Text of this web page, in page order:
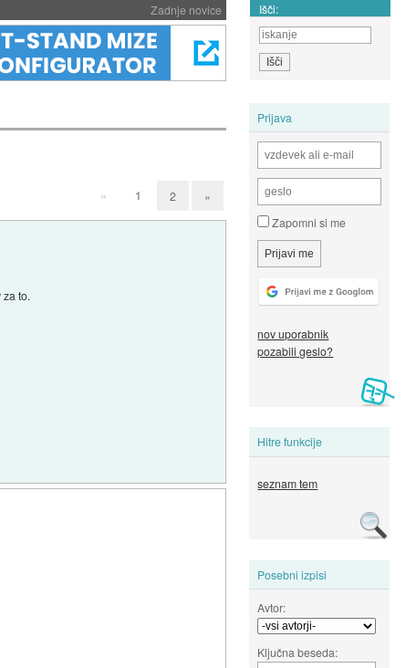
Zadnje novice Išči:
Prijava
Zapomni si me
nov uporabnik
pozabili geslo?
Hitre funkcije
seznam tem
Posebni izpisi
Avtor:
Ključna beseda:
« 1 2 »
to.